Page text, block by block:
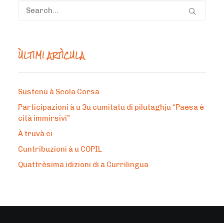
ÙLTIMI ARTÌCULA
Sustenu à Scola Corsa
Participazioni à u 3u cumitatu di pilutaghju “Paesa è
cità immirsivi”
À truvà ci
Cuntribuzioni à u COPIL
Quattrèsima idizioni di a Currilingua